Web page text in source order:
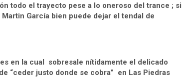
todo el trayecto pese a lo oneroso del trance ; si
García bien puede dejar el tendal de
en la cual sobresale nítidamente el delicado
“ceder justo donde se cobra” en Las Piedras